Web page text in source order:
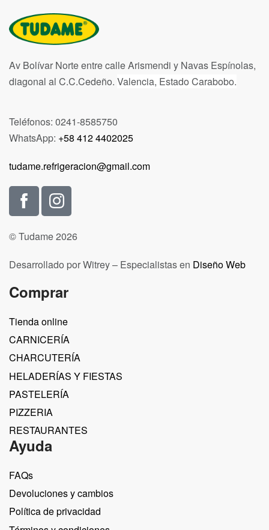
Av Bolívar Norte entre calle Arismendi y Navas Espínolas,
diagonal al C.C.Cedeño. Valencia, Estado Carabobo.
Teléfonos: 0241-8585750
WhatsApp: +58 412 4402025
tudame.refrigeracion@gmail.com
© Tudame 2026
Desarrollado por Witrey – Especialistas en Diseño Web
Comprar
Tienda online
CARNICERÍA
CHARCUTERÍA
HELADERÍAS Y FIESTAS
PASTELERÍA
PIZZERIA
RESTAURANTES
Ayuda
FAQs
Devoluciones y cambios
Política de privacidad